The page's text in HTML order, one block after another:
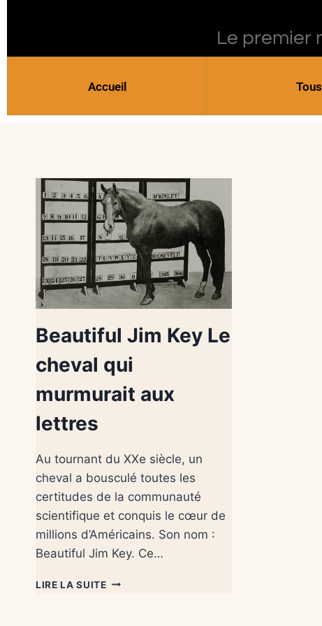
Le premier
Accueil
Beautiful Jim Key Le
cheval qui
murmurait aux
lettres
Au tournant du XXe siècle, un
cheval a bousculé toutes les
certitudes de la communauté
scientifique et conquis le cœur de
millions d’Américains. Son nom :
Beautiful Jim Key. Ce…
LIRE LA SUITE